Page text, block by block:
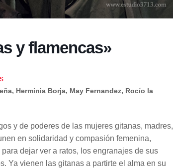
y flamencas»
Herminia Borja, May Fernandez, Rocío la
y de poderes de las mujeres gitanas, madres,
en solidaridad y compasión femenina,
dejar ver a ratos, los engranajes de sus
Ya vienen las gitanas a partirte el alma en su